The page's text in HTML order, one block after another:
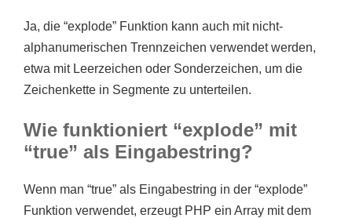
Ja, die “explode” Funktion kann auch mit nicht-
alphanumerischen Trennzeichen verwendet werden,
etwa mit Leerzeichen oder Sonderzeichen, um die
Zeichenkette in Segmente zu unterteilen.
Wie funktioniert “explode” mit
“true” als Eingabestring?
Wenn man “true” als Eingabestring in der “explode”
Funktion verwendet, erzeugt PHP ein Array mit dem